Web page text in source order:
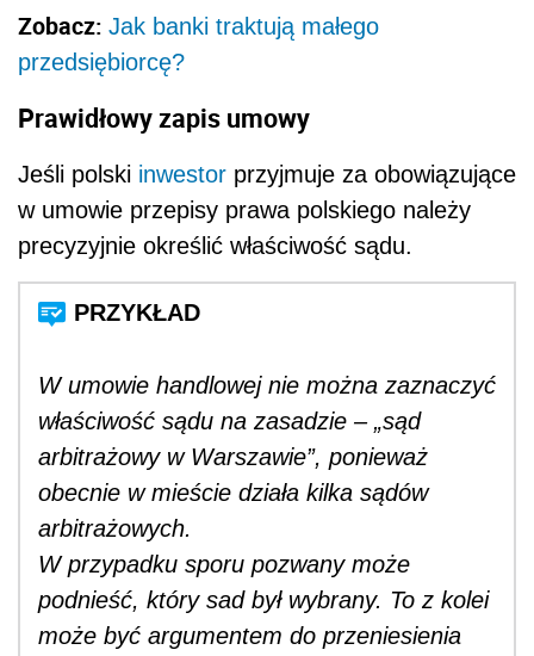
Zobacz: Jak banki traktują małego
przedsiębiorcę?
Prawidłowy zapis umowy
Jeśli polski inwestor przyjmuje za obowiązujące
w umowie przepisy prawa polskiego należy
precyzyjnie określić właściwość sądu.
W umowie handlowej nie można zaznaczyć
właściwość sądu na zasadzie – „sąd
arbitrażowy w Warszawie”, ponieważ
obecnie w mieście działa kilka sądów
arbitrażowych.
W przypadku sporu pozwany może
podnieść, który sad był wybrany. To z kolei
może być argumentem do przeniesienia